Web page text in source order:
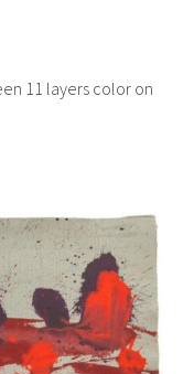
11 layers color on